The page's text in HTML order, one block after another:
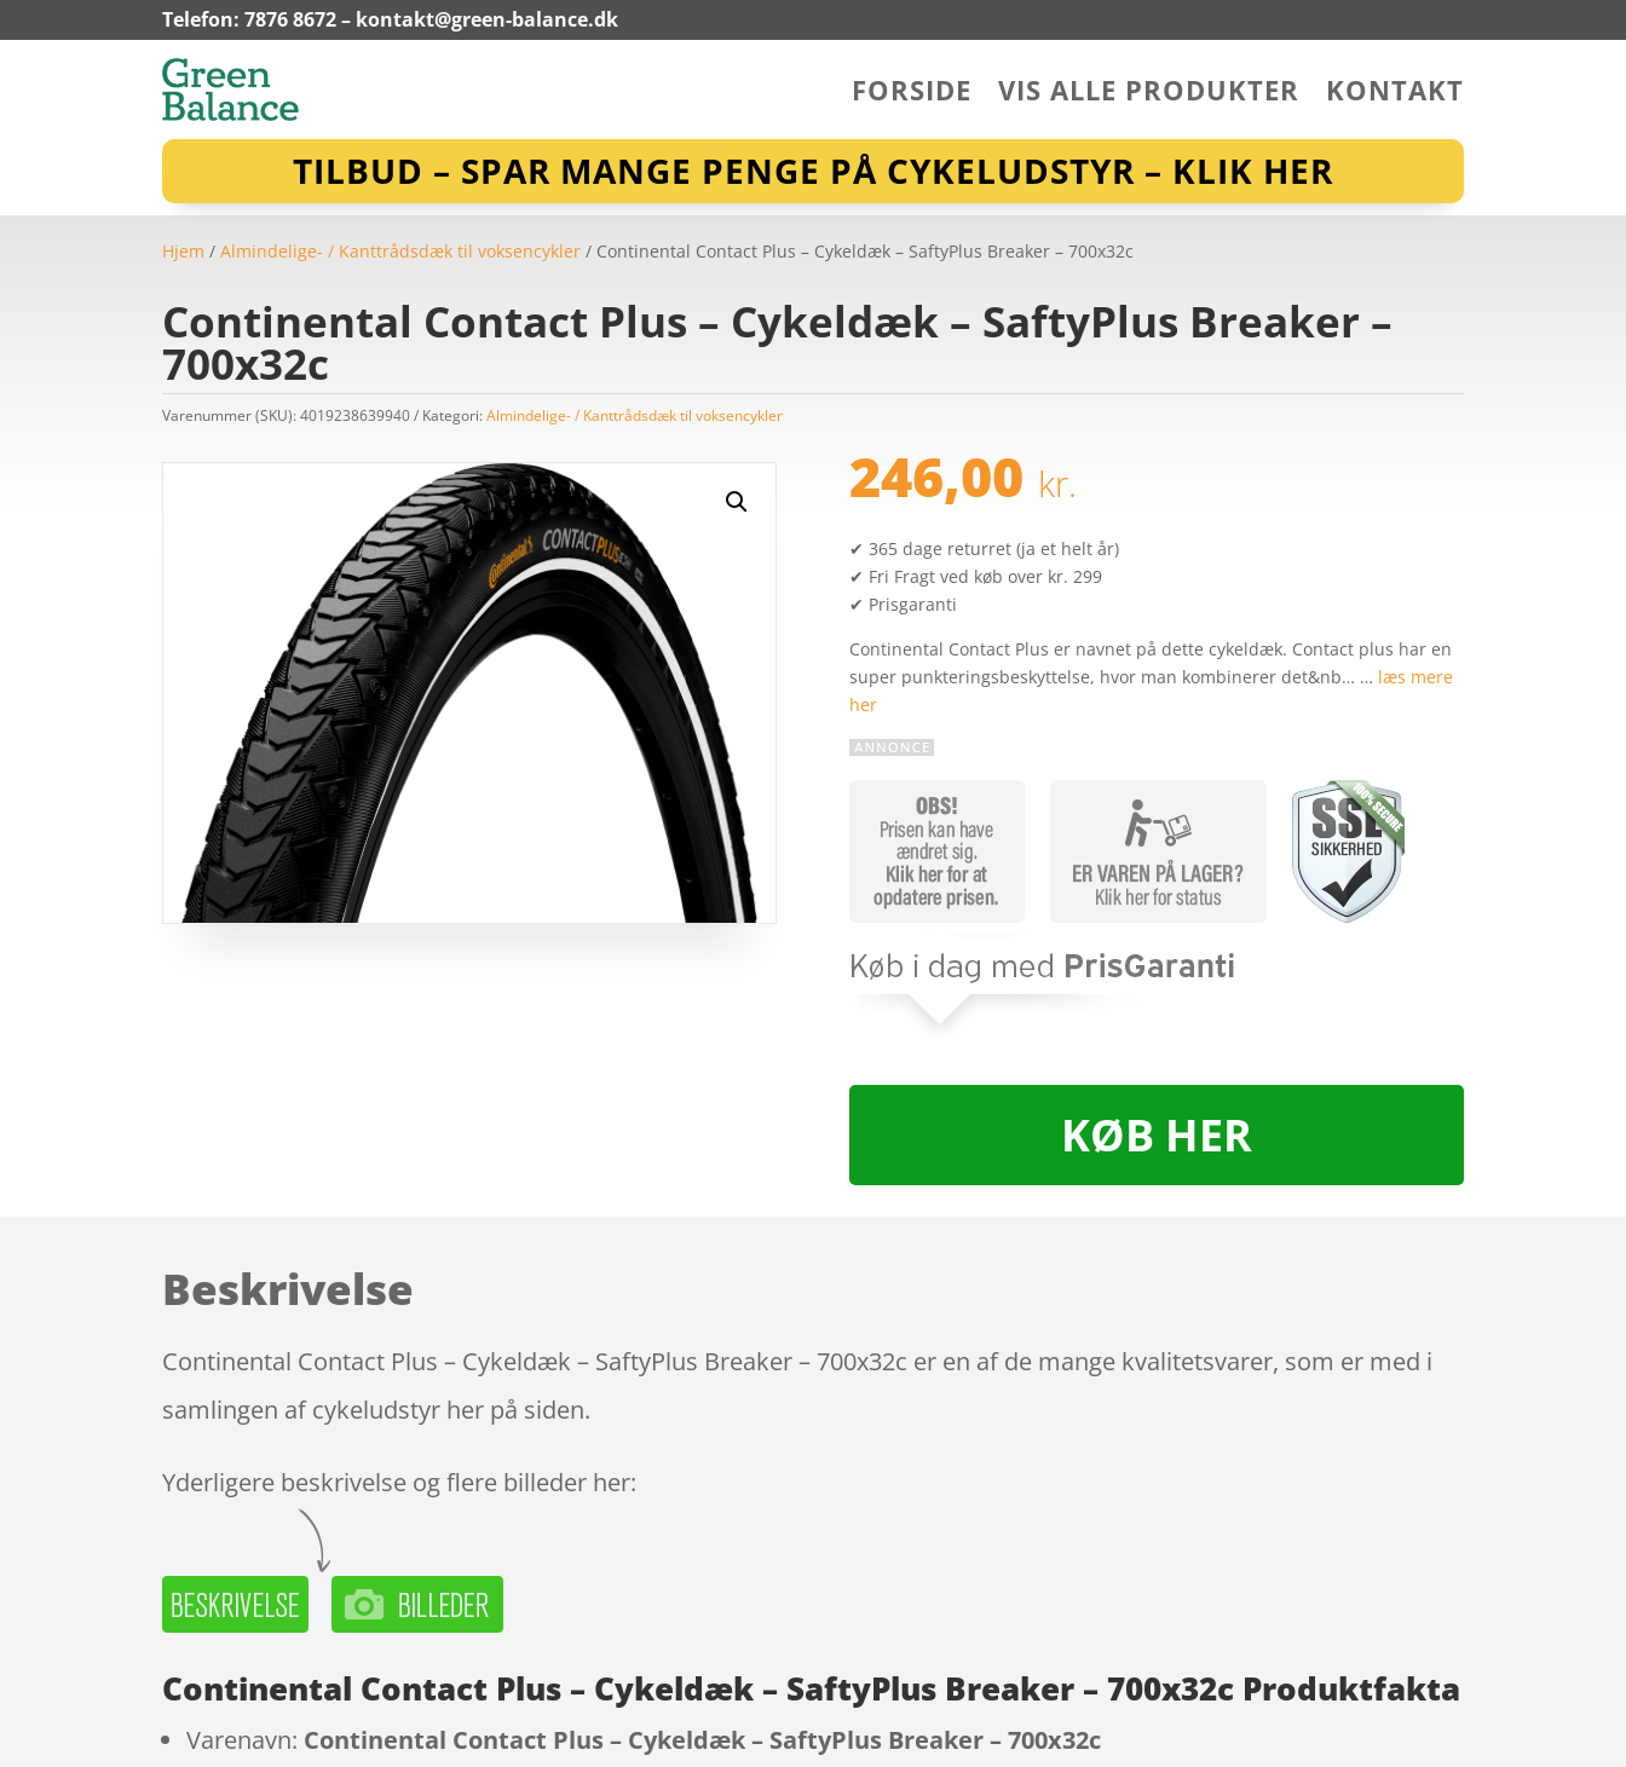
Telefon: 7876 8672 – kontakt@green-balance.dk
FORSIDE VIS ALLE PRODUKTER KONTAKT
TILBUD – SPAR MANGE PENGE PÅ CYKELUDSTYR – KLIK HER
Hjem /Almindelige- / Kanttrådsdæk til voksencykler / Continental Contact Plus – Cykeldæk – SaftyPlus Breaker – 700x32c
Continental Contact Plus – Cykeldæk – SaftyPlus Breaker –
700x32c
Varenummer (SKU):4019238639940 Kategori:Almindelige- / Kanttrådsdæk til voksencykler
246,00 kr.
✔ 365 dage returret (ja et helt år)
✔ Fri Fragt ved køb over kr. 299
✔ Prisgaranti
Continental Contact Plus er navnet på dette cykeldæk. Contact plus har en
super punkteringsbeskyttelse, hvor man kombinerer det&nb… … læs mere
her
KØB HER
Beskrivelse
Continental Contact Plus – Cykeldæk – SaftyPlus Breaker – 700x32c er en af de mange kvalitetsvarer, som er med i
samlingen af cykeludstyr her på siden.
Yderligere beskrivelse og flere billeder her:
Continental Contact Plus – Cykeldæk – SaftyPlus Breaker – 700x32c Produktfakta
Varenavn: Continental Contact Plus – Cykeldæk – SaftyPlus Breaker – 700x32c